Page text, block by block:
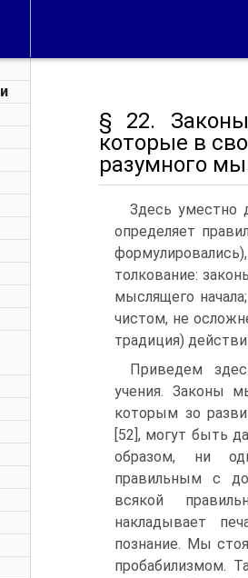
§ 22.
которые в
разумного
Здесь уместно
определяет
толкование:
мыслящего
чистом, не
традиция)
Приведем
учения. Законы
которым зо
[52], могут быть
образом, ни
правильным с
всякой
накладывает
познание. Мы
пробабилизмом.